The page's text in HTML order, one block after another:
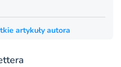
artykuły autora